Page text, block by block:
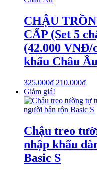
CHẬU
CẤP (Set 5
(42.000 VNĐ/
khẩu Châu Âu
325.000₫ 210.000₫
Giảm giá!
Chậu treo
nhập khẩu
Basic S